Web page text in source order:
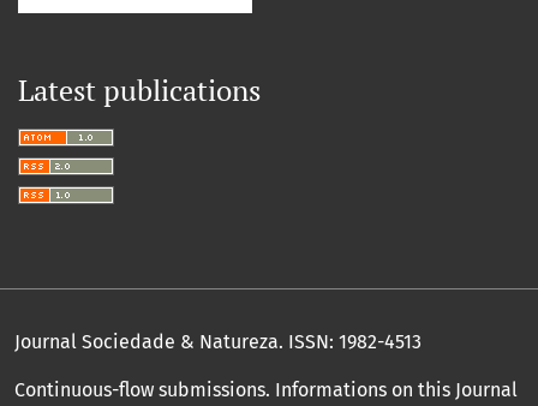
Latest publications
Journal Sociedade & Natureza. ISSN: 1982-4513
Continuous-flow submissions. Informations on this Journal